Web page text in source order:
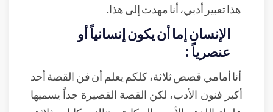
هذا تعبير أدبي، أنا مهدت إلى هذا.
الإنسان إما أن يكون إنسانياً أو
عنصرياً :
أنا أمامي قصص ثلاثة، كلكم يعلم أن فن القصة أحد
أكبر فنون الأدب، لكن القصة القصيرة جداً يسميها